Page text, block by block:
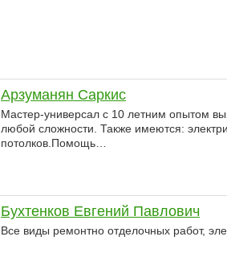
Арзуманян Саркис
Мастер-универсал с 10 летним опытом
любой сложности. Также имеются:
потолков.Помощь…
Бухтенков Евгений Павлович
Все виды ремонтно отделочных работ,